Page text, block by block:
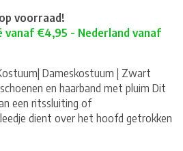
voorraad!
vanaf €4,95 - Nederland vanaf
Dameskostuum | Zwart
en haarband met pluim Dit
een ritssluiting of
dient over het hoofd getrokken